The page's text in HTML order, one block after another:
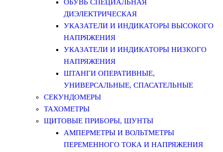
ОБУВЬ СПЕЦИАЛЬНАЯ
ДИЭЛЕКТРИЧЕСКАЯ
УКАЗАТЕЛИ И ИНДИКАТОРЫ ВЫСОКОГО
НАПРЯЖЕНИЯ
УКАЗАТЕЛИ И ИНДИКАТОРЫ НИЗКОГО
НАПРЯЖЕНИЯ
ШТАНГИ ОПЕРАТИВНЫЕ,
УНИВЕРСАЛЬНЫЕ, СПАСАТЕЛЬНЫЕ
СЕКУНДОМЕРЫ
ТАХОМЕТРЫ
ЩИТОВЫЕ ПРИБОРЫ, ШУНТЫ
АМПЕРМЕТРЫ И ВОЛЬТМЕТРЫ
ПЕРЕМЕННОГО ТОКА И НАПРЯЖЕНИЯ